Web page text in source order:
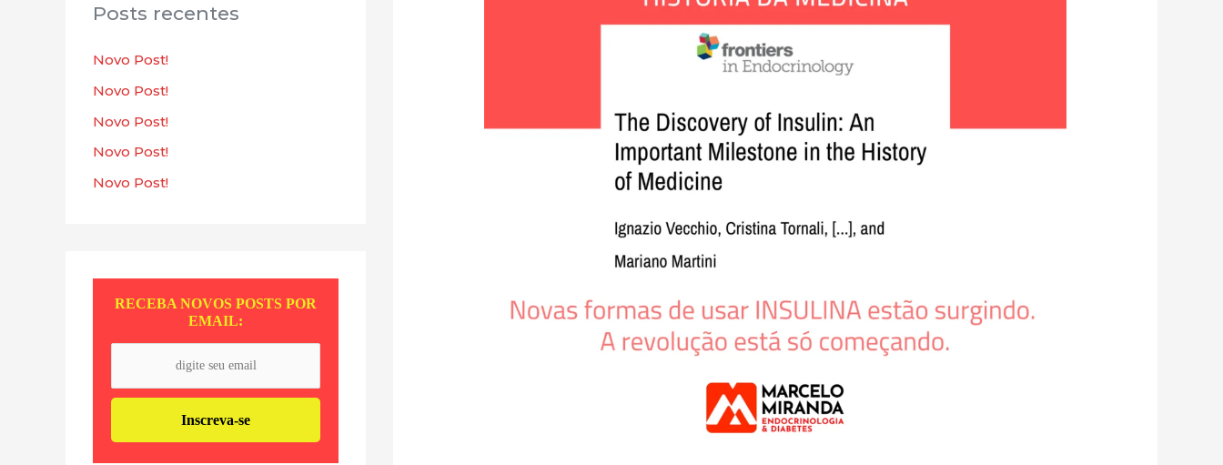
s
a
r
Posts recentes
Novo Post!
Novo Post!
Novo Post!
Novo Post!
Novo Post!
RECEBA NOVOS POSTS POR
EMAIL: